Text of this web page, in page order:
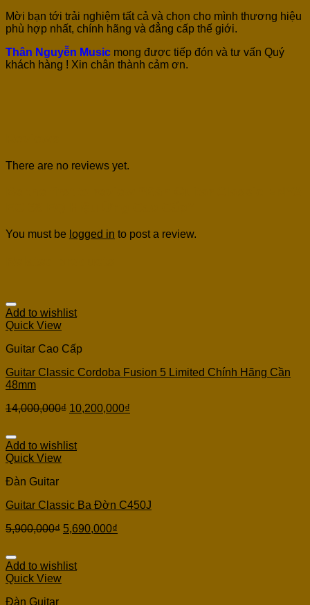
Mời bạn tới trải nghiệm tất cả và chọn cho mình thương hiệu
phù hợp nhất, chính hãng và đẳng cấp thế giới.
Thân Nguyễn Music mong được tiếp đón và tư vấn Quý
khách hàng ! Xin chân thành cảm ơn.
There are no reviews yet.
You must be logged in to post a review.
Add to wishlist
Quick View
Guitar Cao Cấp
Guitar Classic Cordoba Fusion 5 Limited Chính Hãng Cần
48mm
14,000,000₫ 10,200,000₫
Add to wishlist
Quick View
Đàn Guitar
Guitar Classic Ba Đờn C450J
5,900,000₫ 5,690,000₫
Add to wishlist
Quick View
Đàn Guitar